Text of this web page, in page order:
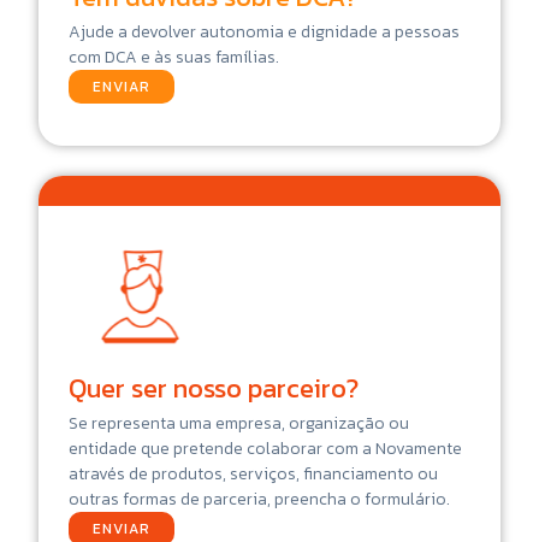
Ajude a devolver autonomia e dignidade a pessoas
com DCA e às suas famílias.
ENVIAR
Quer ser nosso parceiro?
Se representa uma empresa, organização ou
entidade que pretende colaborar com a Novamente
através de produtos, serviços, financiamento ou
outras formas de parceria, preencha o formulário.
ENVIAR